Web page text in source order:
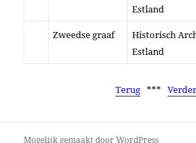
Estland
Zweedse graaf
Historisch
Estland
Terug*** Verder
Mogelijk gemaakt door WordPress